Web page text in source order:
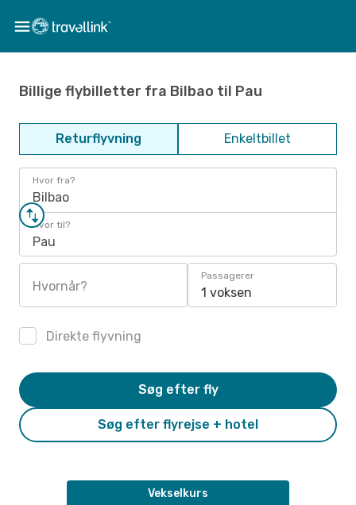
Billige flybilletter fra Bilbao til Pau
Returflyvning Enkeltbillet
Hvor fra?
Bilbao
Hvor til?
Pau
Hvornår?
Passagerer
1 voksen
Direkte flyvning
Søg efter flyrejse + hotel
Søg efter fly
Vekselkurs